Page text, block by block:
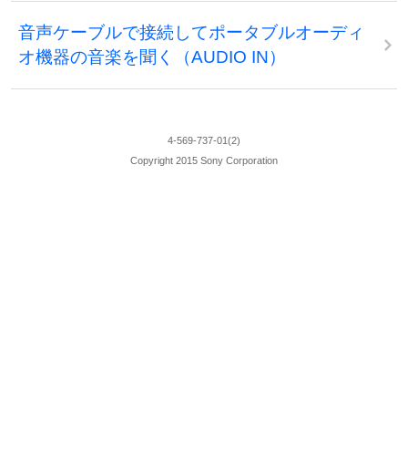
音声ケーブルで接続してポータブルオーディ
オ機器の音楽を聞く（AUDIO IN）
4-569-737-01(2)
Copyright 2015 Sony Corporation